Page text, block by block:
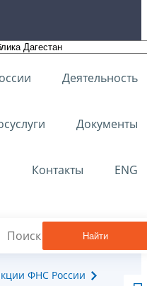
Деятельность
Документы
Контакты ENG
Найти
ФНС России